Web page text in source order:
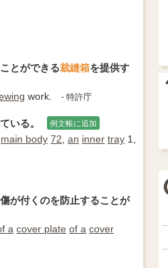
とができる裁縫箱を提供す
work. - 特許庁
いる。 例文帳に追加
main body 72 an inner tray 1,
が付くのを防止することが
a cover plate of a cover